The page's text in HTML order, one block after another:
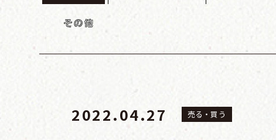
2022.04.27 売る・買う